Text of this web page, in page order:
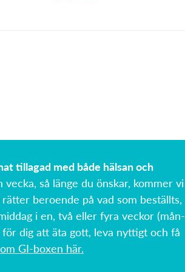
tillagad med både hälsan och
vecka, så länge du önskar, kommer vi
beroende på vad som beställts,
i en, två eller fyra veckor (mån-
dig att äta gott, leva nyttigt och få
GI-boxen här.